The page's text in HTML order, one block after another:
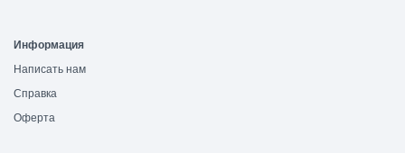
Информация
Написать нам
Справка
Оферта